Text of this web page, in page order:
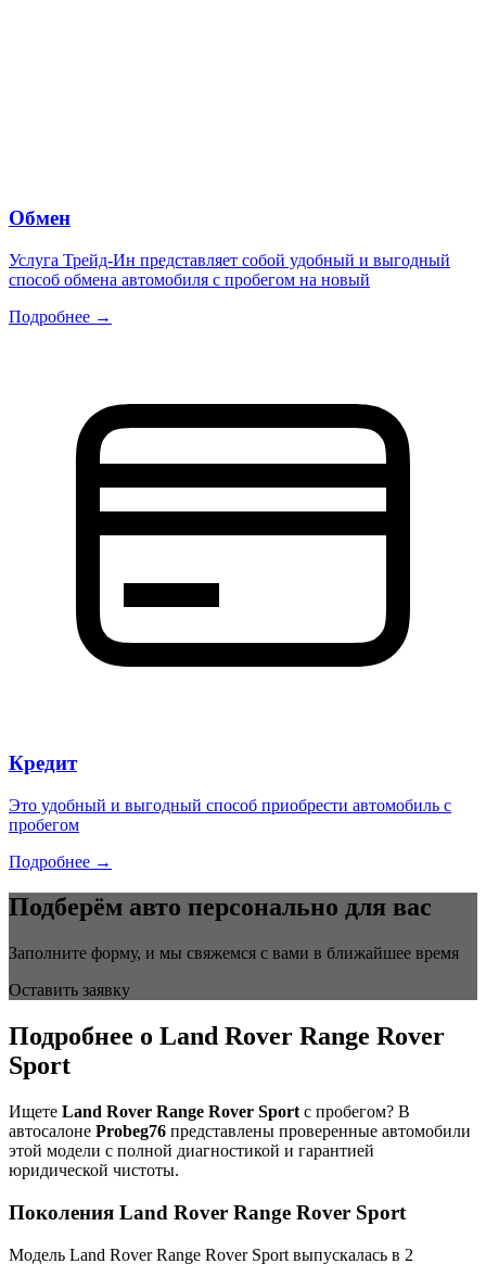
Обмен
Услуга Трейд-Ин представляет собой удобный и выгодный
способ обмена автомобиля с пробегом на новый
Подробнее →
Кредит
Это удобный и выгодный способ приобрести автомобиль с
пробегом
Подробнее →
Подберём авто персонально для вас
Заполните форму, и мы свяжемся с вами в ближайшее время
Оставить заявку
Подробнее о Land Rover Range Rover
Sport
Ищете Land Rover Range Rover Sport с пробегом? В
автосалоне Probeg76 представлены проверенные автомобили
этой модели с полной диагностикой и гарантией
юридической чистоты.
Поколения Land Rover Range Rover Sport
Модель Land Rover Range Rover Sport выпускалась в 2